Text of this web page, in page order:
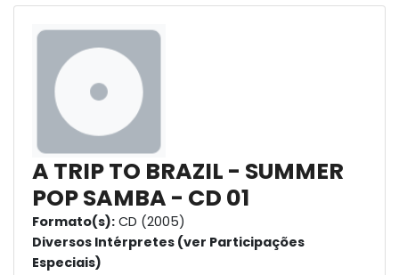
A TRIP TO BRAZIL - SUMMER
POP SAMBA - CD 01
Formato(s): CD (2005)
Diversos Intérpretes (ver Participações
Especiais)